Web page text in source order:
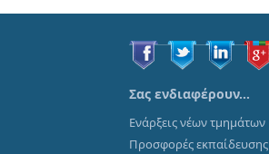
Σας ενδιαφέρουν…
Ενάρξεις νέων τμημάτων
Προσφορές εκπαίδευσης